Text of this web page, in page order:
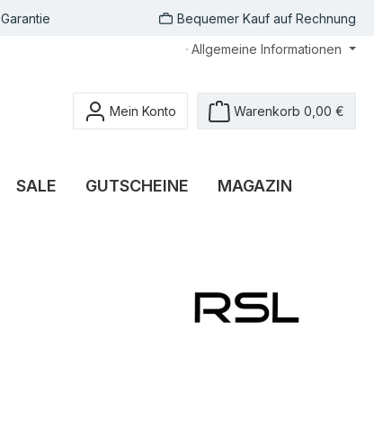
Bequemer Kauf auf Rechnung
Allgemeine Informationen
Mein Konto Warenkorb 0,00 €
SALE GUTSCHEINE MAGAZIN